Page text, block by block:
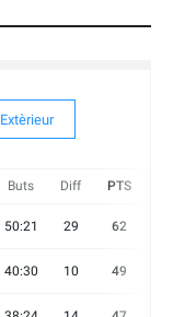
Extèrieur
Buts Diff PTS
50:21 29 62
40:30 10 49